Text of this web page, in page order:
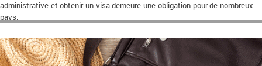
administrative et obtenir un visa demeure une obligation pour de nombreux
pays.